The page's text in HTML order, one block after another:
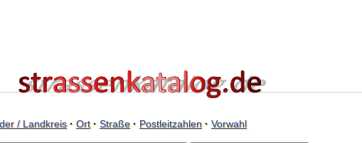
/ Landkreis· Ort· Straße· Postleitzahlen· Vorwahl